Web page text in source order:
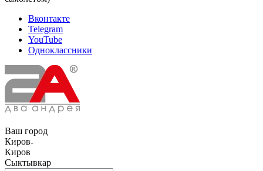
Вконтакте
Telegram
YouTube
Одноклассники
Ваш город
Киров
Киров
Сыктывкар